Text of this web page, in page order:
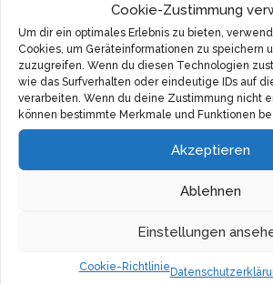
Cookie-Zustimmung
Um dir ein optimales Erlebnis zu bieten,
Cookies, um Geräteinformationen zu speichern
zuzugreifen. Wenn du diesen Technologien
wie das Surfverhalten oder eindeutige IDs auf
verarbeiten. Wenn du deine Zustimmung nicht
können bestimmte Merkmale und Funktionen
Akzeptieren
Ablehnen
Einstellungen
Cookie-Richtlinie
gewährleisten.
Wer hat gesagt, dass Gesundheit und
Hand in Hand gehen können? Mr.
Ingwermischung hat ein fruchtig-
sich hervorragend als Ersatz für
Es wird deinem Essen einen
verleihen und passt perfekt zu vielen
Gerichten. Versuche es auch in
Limonaden oder Tees und genieße